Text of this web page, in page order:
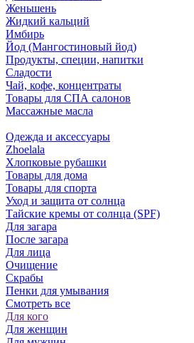
Женьшень
Жидкий кальций
Имбирь
Йод (Мангостиновый йод)
Продукты, специи, напитки
Сладости
Чай, кофе, концентраты
Товары для СПА салонов
Массажные масла
Одежда и аксессуары
Zhoelala
Хлопковые рубашки
Товары для дома
Товары для спорта
Уход и защита от солнца
Тайские кремы от солнца (SPF)
Для загара
После загара
Для лица
Очищение
Скрабы
Пенки для умывания
Смотреть все
Для кого
Для женщин